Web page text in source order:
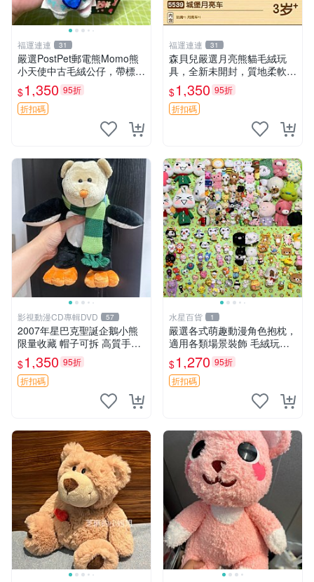
福運連連 31
嚴選PostPet郵電熊Momo熊
小天使中古毛絨公仔，帶標牌
保存完好。絕版稀有少見收藏
品，微瑕可接受，狀態如圖。
所見即所得，毛絨精品嚴選推
$1,350 95折
折扣碼
福運連連 31
森貝兒嚴選月亮熊貓毛絨玩
具，全新未開封，質地柔軟適
合收藏 月亮熊貓 毛絨玩具 新
款 儲倉直銷
$1,350 95折
折扣碼
影視動漫CD專輯DVD 57
2007年星巴克聖誕企鵝小熊
限量收藏 帽子可拆 高質手感
超愛 聖誕限定 星巴克企鵝 小
熊杯墊
$1,350 95折
折扣碼
水星百貨 1
嚴選各式萌趣動漫角色抱枕，
適用各類場景裝飾 毛絨玩
具、卡通抱枕、趣味玩偶
$1,270 95折
折扣碼